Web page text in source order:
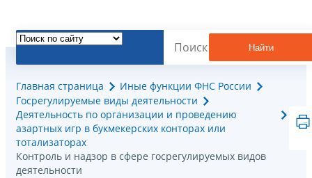
Найти
Главная страница
Иные функции ФНС России
Госрегулируемые виды деятельности
Деятельноcть по организации и проведению
азартных игр в букмекерских конторах или
тотализаторах
Контроль и надзор в сфере госрегулируемых видов
деятельности